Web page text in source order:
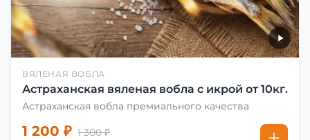
ВЯЛЕНАЯ ВОБЛА
Астраханская вяленая вобла с икрой от 10кг.
Астраханская вобла премиального качества
1 200 ₽ 1 300 ₽